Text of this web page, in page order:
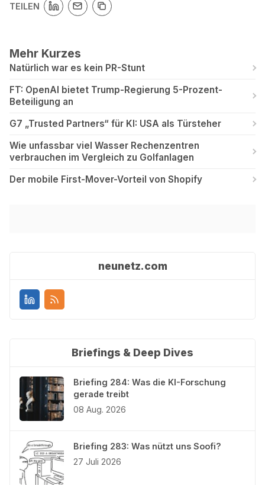
TEILEN
Mehr Kurzes
Natürlich war es kein PR-Stunt
FT: OpenAI bietet Trump-Regierung 5-Prozent-
Beteiligung an
G7 „Trusted Partners“ für KI: USA als Türsteher
Wie unfassbar viel Wasser Rechenzentren
verbrauchen im Vergleich zu Golfanlagen
Der mobile First-Mover-Vorteil von Shopify
neunetz.com
Briefings & Deep Dives
Briefing 284: Was die KI-Forschung
gerade treibt
08 Aug. 2026
Briefing 283: Was nützt uns Soofi?
27 Juli 2026